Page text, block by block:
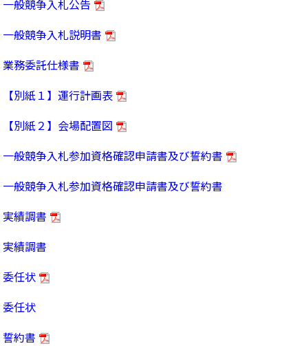
一般競争入札公告
一般競争入札説明書
業務委託仕様書
【別紙１】運行計画表
【別紙２】会場配置図
一般競争入札参加資格確認申請書及び誓約書
一般競争入札参加資格確認申請書及び誓約書
実績調書
実績調書
委任状
委任状
誓約書